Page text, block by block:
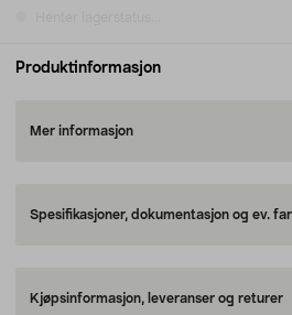
Produktinformasjon
Mer informasjon
Spesifikasjoner, dokumentasjon og ev.
Kjøpsinformasjon, leveranser og returer